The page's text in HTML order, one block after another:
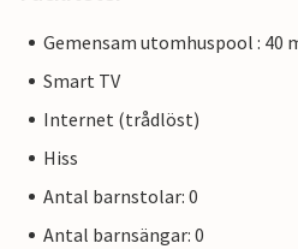
Gemensam utomhuspool : 40
Smart TV
Internet (trådlöst)
Hiss
Antal barnstolar: 0
Antal barnsängar: 0